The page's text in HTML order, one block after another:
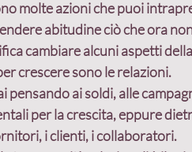
molte azioni che puoi
abitudine ciò che ora
cambiare alcuni aspetti
crescere sono le relazioni.
pensando ai soldi, alle
per la crescita, eppure
i clienti, i collaboratori.